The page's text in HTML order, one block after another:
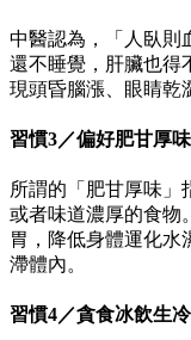
中醫認為，「人臥則
還不睡覺，肝臟也得
現頭昏腦漲、眼睛乾
習慣3／偏好肥甘厚
所謂的「肥甘厚味」
或者味道濃厚的食物
胃，降低身體運化水
滯體內。
習慣4／貪食冰飲生